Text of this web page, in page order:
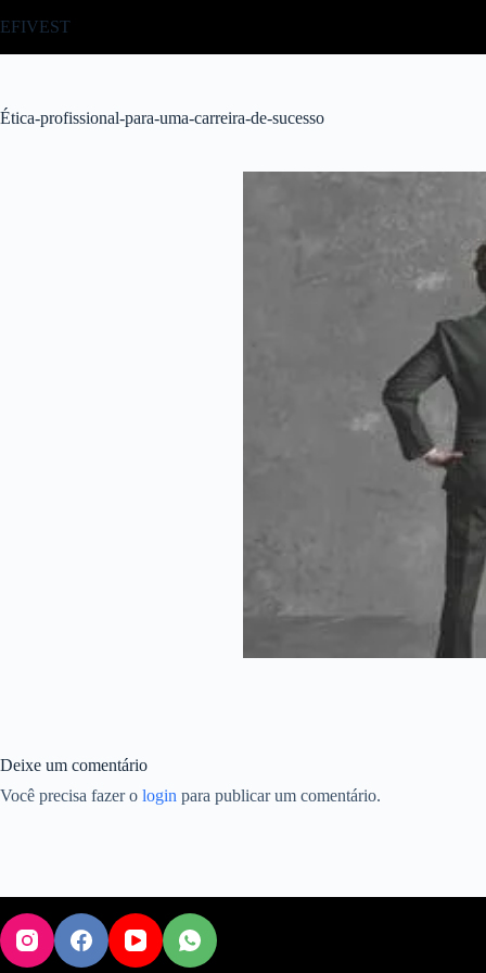
para
EFIVEST
Ética-profissional-para-uma-carreira-de-sucesso
Deixe um comentário
Você precisa fazer o login para publicar um comentário.